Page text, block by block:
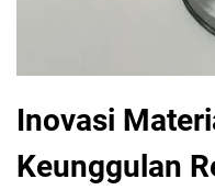
Inovasi
Keunggulan